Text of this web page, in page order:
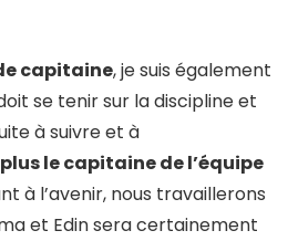
capitaine, je suis également
se tenir sur la discipline et
à suivre et à
plus le capitaine de l’équipe
à l’avenir, nous travaillerons
et Edin sera certainement